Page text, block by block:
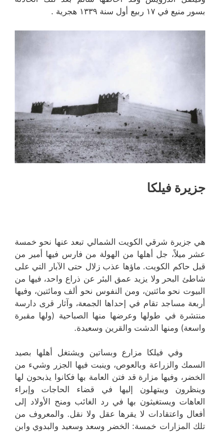
بسور منيع في ۱۷ ربيع أول سنة ۱۳۳۹ هجرية .
جزيرة فيلكا
هي جزيرة شرقي الكويت الشمالي تبعد عنها نحو خمسة
عشر ميلاً، جل أهلها من الهولة من فارس فيها أمير من
قبل حاكم الكويت. ماؤها عذب زلال حتى الآبار التي على
شاطئ البحر ولا يزيد عمق البئر عن ذراع واحد، فيها من
البيوت نحو مائتين، ومن النفوس نحو ألف ومائتين، وفيها
أربعة مساجد تقام في إحداها الجمعة، وآثار قرى دارسة
منتشرة في طولها وعرضها منها الصباحية (ولها مقبرة
واسعة) ومنها الدشت والقرين وسعيدة.
وفي فيلكا مزارع وبساتين ويشتغل أهلها بصيد
السمك والزراعة وبالعوص، وينبت فيها الجزر وشيء من
الخضر، وفيها مزارة قد فتن العامة بها فكانوا يذبحون لها
وينظرون ويبتهلون إليها في قضاء الحاجات وإبراء
العاهات ويستغيثون بها في رد الغائب ومنح الأولاد إلى
أفعال واعتقادات لا يقرها عقل ولا نقل. والمعروف من
تلك المزارات خمسة: الخضر وسعد وسعيد والبدوي وابن